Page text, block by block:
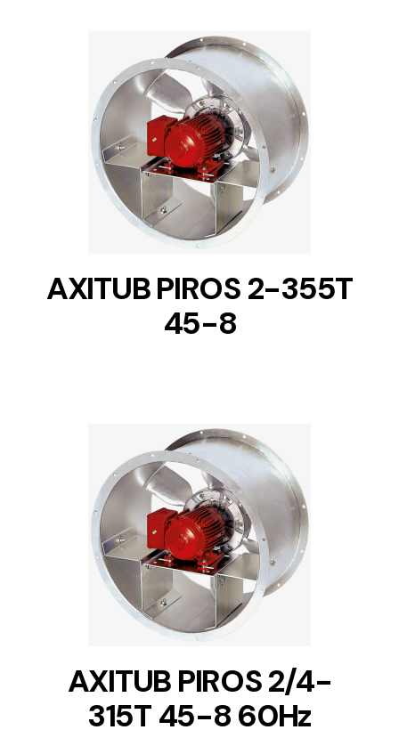
DETAILS
AXITUB PIROS 2-355T
45-8
DETAILS
AXITUB PIROS 2/4-
315T 45-8 60Hz